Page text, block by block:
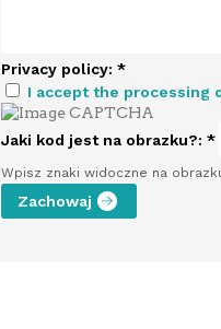
Privacy policy: *
I accept the processing
Jaki kod jest na obrazku?: *
Wpisz znaki widoczne na